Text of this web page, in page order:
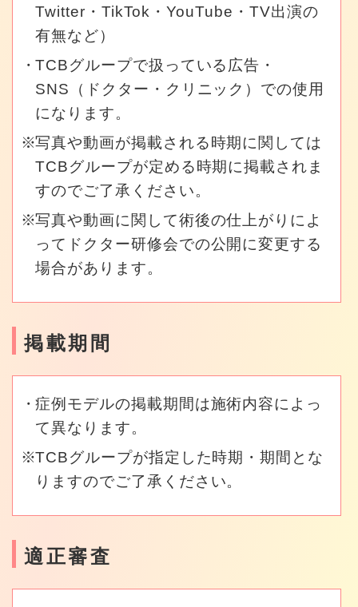
Twitter・TikTok・YouTube・TV出演の
有無など）
TCBグループで扱っている広告・
SNS（ドクター・クリニック）での使用
になります。
写真や動画が掲載される時期に関しては
TCBグループが定める時期に掲載されま
すのでご了承ください。
写真や動画に関して術後の仕上がりによ
ってドクター研修会での公開に変更する
場合があります。
掲載期間
症例モデルの掲載期間は施術内容によっ
て異なります。
TCBグループが指定した時期・期間とな
りますのでご了承ください。
適正審査